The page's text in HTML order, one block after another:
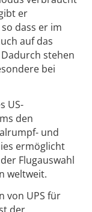
er
dass er im
auf das
stehen
bei
US-
den
und
ermöglicht
Flugauswahl
weltweit.
von UPS für
der